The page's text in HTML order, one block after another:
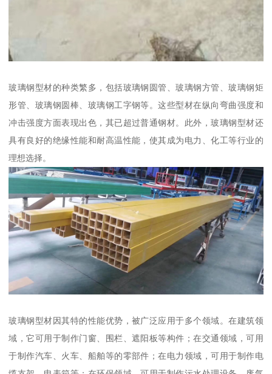
玻璃钢型材的种类繁多，包括玻璃钢圆管、玻璃钢方管、玻璃钢矩
形管、玻璃钢圆棒、玻璃钢工字钢等。这些型材在纵向弯曲强度和
冲击强度方面表现出色，其已超过普通钢材。此外，玻璃钢型材还
具有良好的绝缘性能和耐高温性能，使其成为电力、化工等行业的
理想选择。
玻璃钢型材因其特的性能优势，被广泛应用于多个领域。在建筑领
域，它可用于制作门窗、围栏、遮阳板等构件；在交通领域，可用
于制作汽车、火车、船舶等的零部件；在电力领域，可用于制作电